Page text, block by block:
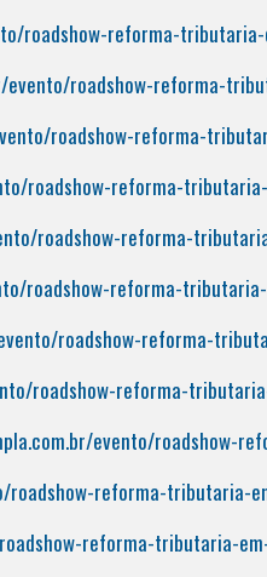
roadshow-reforma-
evento/roadshow-reforma-
roadshow-reforma-
roadshow-reforma-
roadshow-reforma-
roadshow-reforma-
roadshow-reforma-
roadshow-reforma-
evento/roadshow-
roadshow-reforma-tributaria-
reforma-tributaria-